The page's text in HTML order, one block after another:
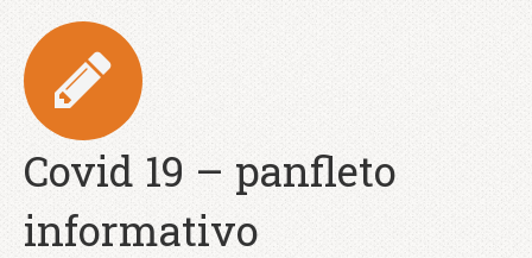
Covid 19 – panfleto
informativo